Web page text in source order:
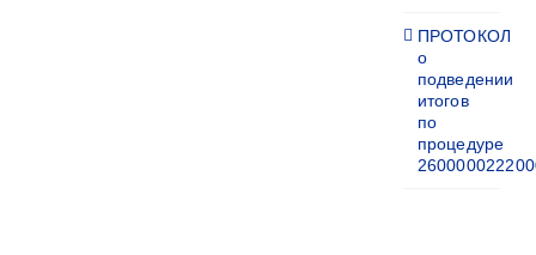
ПРОТОКОЛ
о
подведении
итогов
по
процедуре